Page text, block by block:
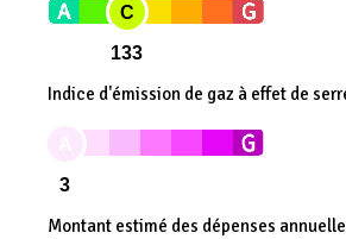
C
133
Indice d'émission de gaz à effet de
3
Montant estimé des dépenses